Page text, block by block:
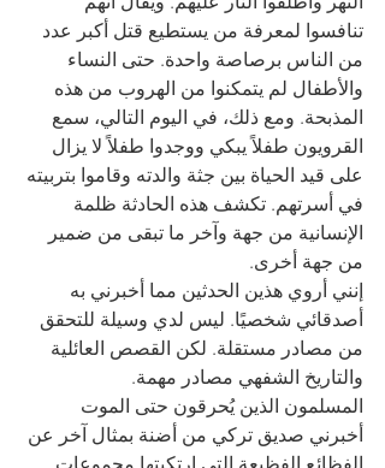
تنافسوا لمعرفة من يستطيع قتل أكبر عدد
من الناس برصاصة واحدة. حتى النساء
والأطفال لم يتمكنوا من الهروب من هذه
المذبحة. ومع ذلك، في اليوم التالي، سمع
القرويون طفلاً يبكي ووجدوا طفلاً لا يزال
على قيد الحياة بين جثة والدته وقاموا بتربيته
في أسرتهم. تكشف هذه الحادثة ظلمة
الإنسانية من جهة وآخر ما تبقى من ضمير
من جهة أخرى.
إنني أروي هذين الحدثين مما أخبرني به
أصدقائي شخصيًا. ليس لدي وسيلة للتحقق
من مصادر مستقلة. لكن القصص العائلية
والتاريخ الشفهي مصادر مهمة.
المسلمون الذين يُحرقون حتى الموت
أخبرني صديق تركي من أضنة بمثال آخر عن